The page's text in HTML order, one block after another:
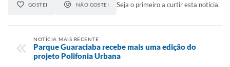
GOSTEI NÃO GOSTEI Seja o primeiro a curtir esta notícia.
NOTÍCIA MAIS RECENTE
Parque Guaraciaba recebe mais uma edição do
projeto Polifonia Urbana